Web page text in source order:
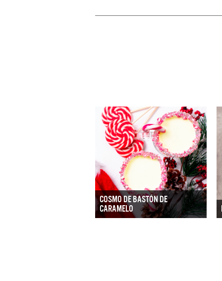
COSMO DE BASTÓN DE
CARAMELO